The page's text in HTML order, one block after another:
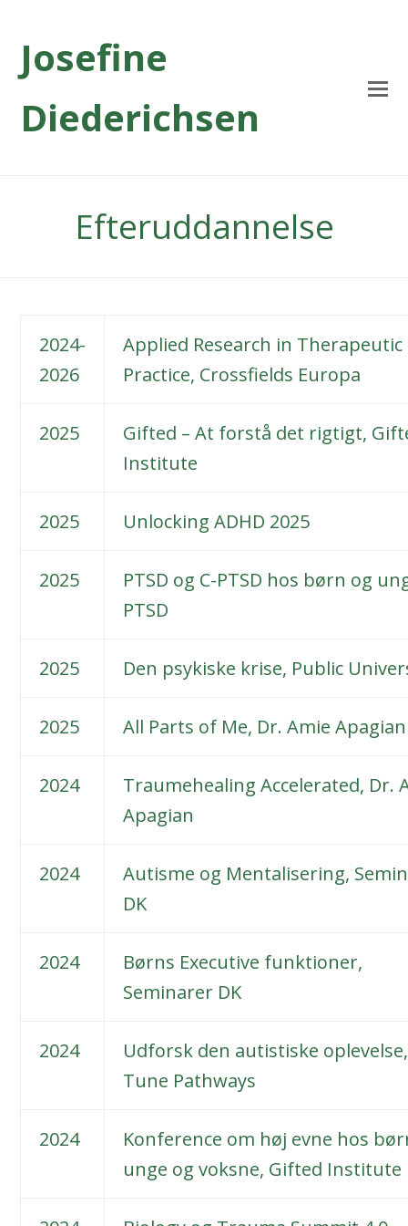
Josefine
Diederichsen
Efteruddannelse
2024-
2026
Applied Research in Therapeutic
Practice, Crossfields Europa
2025
Gifted – At forstå det rigtigt,
Institute
2025 Unlocking ADHD 2025
2025
PTSD og C-PTSD hos børn og
PTSD
2025 Den psykiske krise, Public
2025 All Parts of Me, Dr. Amie Apagian
2024
Traumehealing Accelerated, Dr.
Apagian
2024
Autisme og Mentalisering,
DK
2024
Børns Executive funktioner,
Seminarer DK
2024
Udforsk den autistiske
Tune Pathways
2024
Konference om høj evne hos
unge og voksne, Gifted Institute